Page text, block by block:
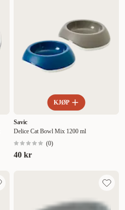
KJØP
Savic
Delice Cat Bowl Mix 1200 ml
(0)
40 kr